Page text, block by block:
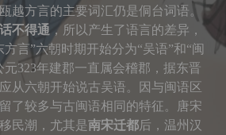
越方言的主要词汇仍是侗台词语。
不得通，所以产生了语言的差异，
言”六朝时期开始分为“吴语”和“闽
323年建郡一直属会稽郡，据东晋
从六朝开始说古吴语。因与闽语区
了较多与古闽语相同的特征。唐宋
民潮，尤其是南宋迁都后，温州汉